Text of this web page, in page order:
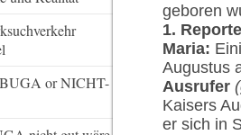
geboren
1.
Maria:
Augustus
Ausrufer
Kaisers
er sich in
or NICHT-